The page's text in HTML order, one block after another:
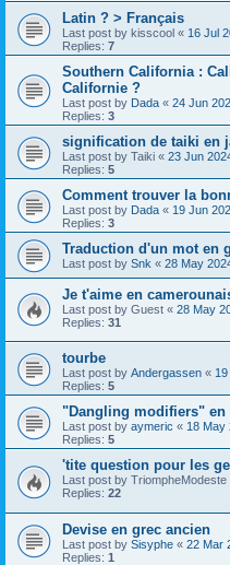
Latin ? > Français
Last post by kisscool « 16 Jul
Replies: 7
Southern California :
Californie ?
Last post by Dada « 24 Jun
Replies: 3
signification de taiki en
Last post by Taiki « 23 Jun
Replies: 5
Comment trouver la
Last post by Dada « 19 Jun
Replies: 3
Traduction d'un mot en
Last post by Snk « 28 May
Je t'aime en
Last post by Guest « 28 May
Replies: 31
tourbe
Last post by Andergassen «
Replies: 5
"Dangling modifiers" en
Last post by aymeric « 18 May
Replies: 5
'tite question pour les
Last post by TriompheModeste
Replies: 22
Devise en grec ancien
Last post by Sisyphe « 22 Mar
Replies: 1